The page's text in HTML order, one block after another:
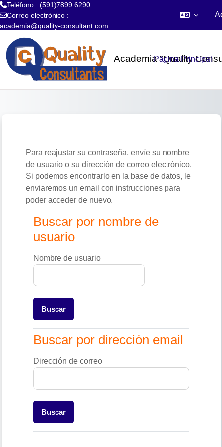
Teléfono : (591)7899 6290
Correo electrónico :
academia@quality-consultant.com
Academia "Quality
Página Principal
Para reajustar su contraseña, envíe su nombre
de usuario o su dirección de correo electrónico.
Si podemos encontrarlo en la base de datos, le
enviaremos un email con instrucciones para
poder acceder de nuevo.
Buscar por nombre de usuario
Buscar por nombre de
usuario
Nombre de usuario
Buscar por dirección email
Buscar por dirección email
Dirección de correo